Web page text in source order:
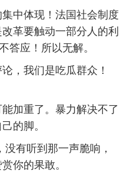
中体现！法国社会制度
革要触动一部分人的利
答应！所以无解。
，我们是吃瓜群众！
加重了。暴力解决不了
的脚。
有听到那一声脆响，
你的果敢。